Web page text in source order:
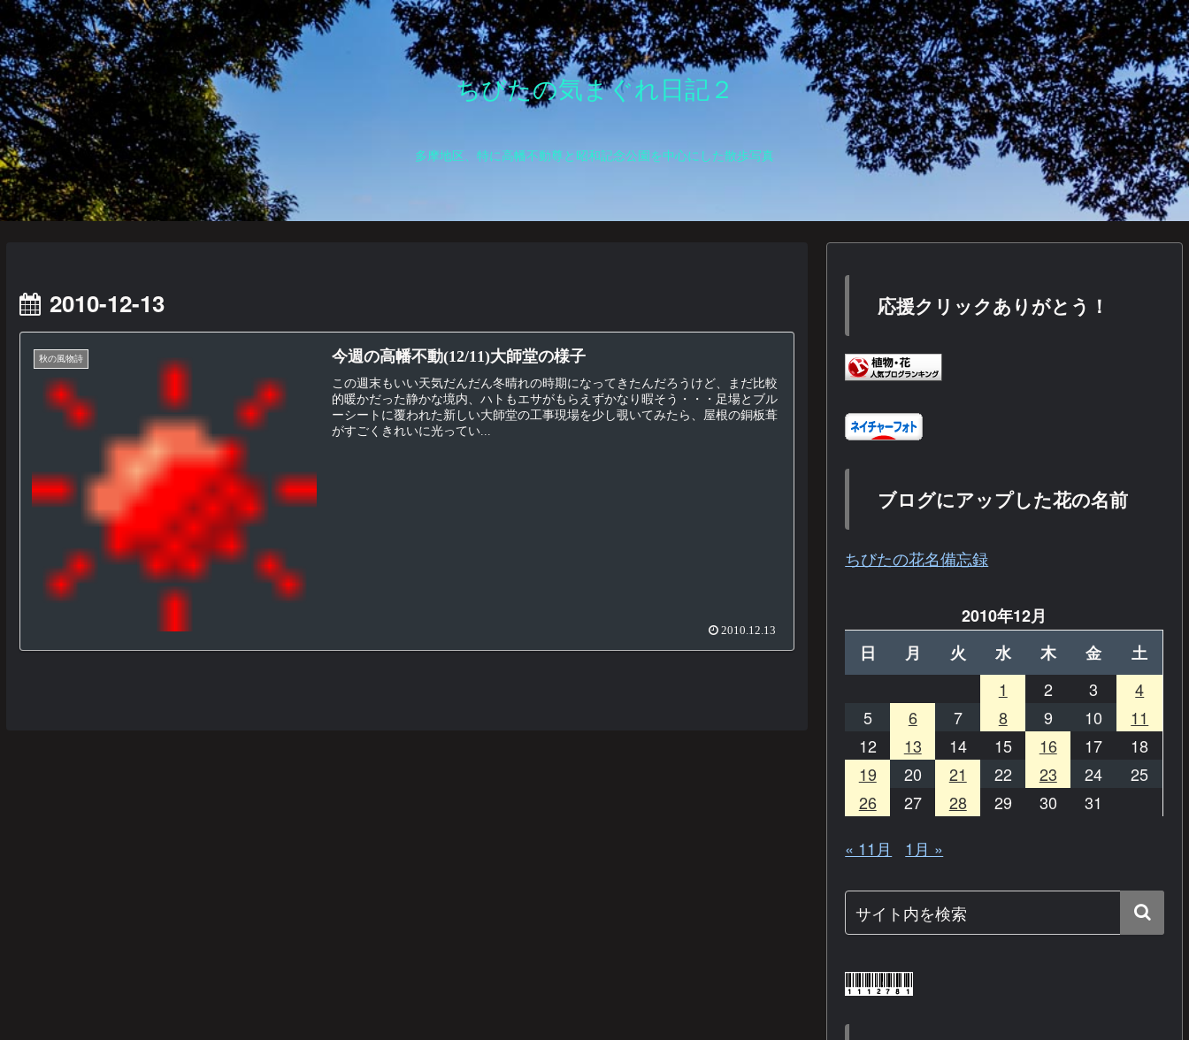
ちびたの気まぐれ日記２
多摩地区、特に高幡不動尊と昭和記念公園を中心にした散歩写真
2010-12-13
秋の風物詩 今週の高幡不動(12/11)大師堂の様子
この週末もいい天気だんだん冬晴れの時期になってきたんだろうけど、まだ比較
的暖かだった静かな境内、ハトもエサがもらえずかなり暇そう・・・足場とブル
ーシートに覆われた新しい大師堂の工事現場を少し覗いてみたら、屋根の銅板葺
がすごくきれいに光ってい...
2010.12.13
応援クリックありがとう！
ブログにアップした花の名前
ちびたの花名備忘録
2010年12月
日
月 火 水 木 金
土
1
2 3
4
5
6 7 8 9 10
11
12
13 14 15 16 17
18
19
20 21 22 23 24
25
26
27 28 29 30
31
« 11月
1月 »